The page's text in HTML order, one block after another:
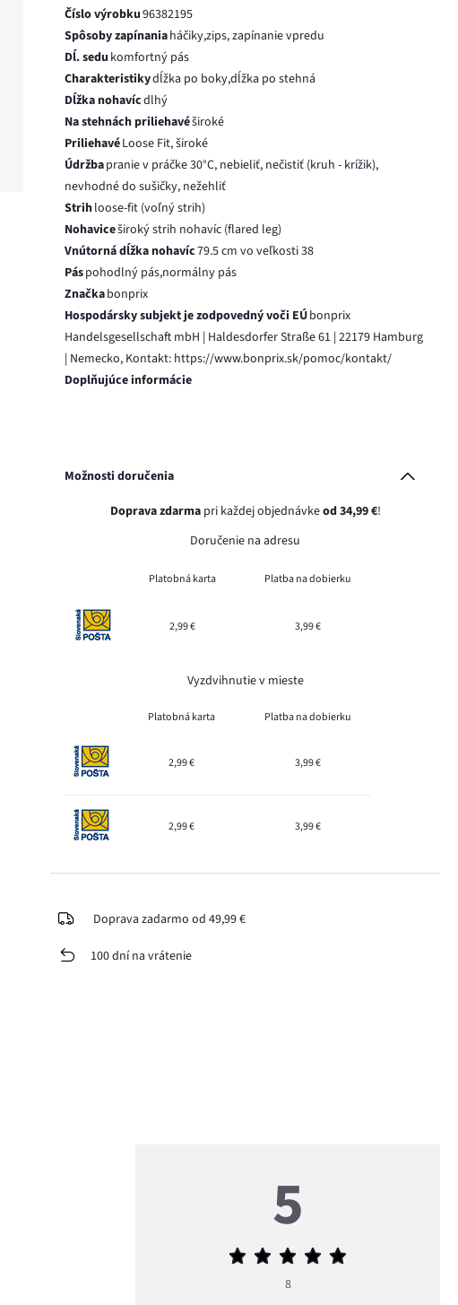
Číslo výrobku96382195
Spôsoby zapínaniaháčiky,zips, zapínanie vpredu
Dĺ. sedu komfortný pás
Charakteristikydĺžka po boky,dĺžka po stehná
Dĺžka nohavícdlhý
Na stehnách priliehavéširoké
PriliehavéLoose Fit, široké
Údržbapranie v práčke 30°C, nebieliť, nečistiť (kruh - krížik),
nevhodné do sušičky, nežehliť
Strihloose-fit (voľný strih)
Nohaviceširoký strih nohavíc (flared leg)
Vnútorná dĺžka nohavíc79.5 cm vo veľkosti 38
Páspohodlný pás,normálny pás
Značkabonprix
Hospodársky subjekt je zodpovedný voči EÚbonprix
Handelsgesellschaft mbH | Haldesdorfer Straße 61 | 22179 Hamburg
| Nemecko, Kontakt: https://www.bonprix.sk/pomoc/kontakt/
Doplňujúce informácie
Možnosti doručenia
Doprava zdarmapri každej objednávkeod 34,99 €!
Doručenie na adresu
Platobná karta Platba na dobierku
2,99 € 3,99 €
Vyzdvihnutie v mieste
Platobná karta Platba na dobierku
2,99 € 3,99 €
2,99 € 3,99 €
Doprava zadarmo od 49,99 €
100 dní na vrátenie
5
Priemerné
5
8